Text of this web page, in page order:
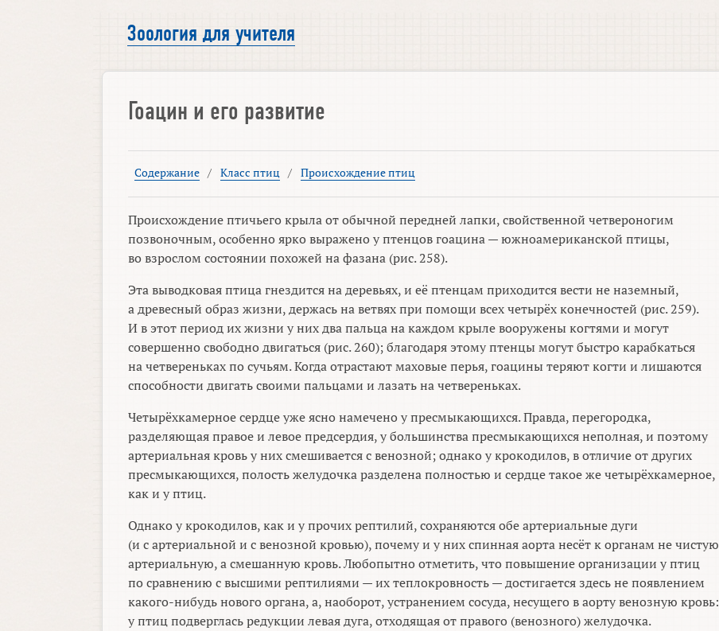
Зоология для учителя
Гоацин и его развитие
Содержание / Класс птиц / Происхождение птиц
Происхождение птичьего крыла от обычной передней лапки, свойственной четвероногим
позвоночным, особенно ярко выражено у птенцов гоацина — южноамериканской птицы,
во взрослом состоянии похожей на фазана (рис. 258).
Эта выводковая птица гнездится на деревьях, и её птенцам приходится вести не наземный,
а древесный образ жизни, держась на ветвях при помощи всех четырёх конечностей (рис. 259).
И в этот период их жизни у них два пальца на каждом крыле вооружены когтями и могут
совершенно свободно двигаться (рис. 260); благодаря этому птенцы могут быстро карабкаться
на четвереньках по сучьям. Когда отрастают маховые перья, гоацины теряют когти и лишаются
способности двигать своими пальцами и лазать на четвереньках.
Четырёхкамерное сердце уже ясно намечено у пресмыкающихся. Правда, перегородка,
разделяющая правое и левое предсердия, у большинства пресмыкающихся неполная, и поэтому
артериальная кровь у них смешивается с венозной; однако у крокодилов, в отличие от других
пресмыкающихся, полость желудочка разделена полностью и сердце такое же четырёхкамерное,
как и у птиц.
Однако у крокодилов, как и у прочих рептилий, сохраняются обе артериальные дуги
(и с артериальной и с венозной кровью), почему и у них спинная аорта несёт к органам не чистую
артериальную, а смешанную кровь. Любопытно отметить, что повышение организации у птиц
по сравнению с высшими рептилиями — их теплокровность — достигается здесь не появлением
какого-нибудь нового органа, а, наоборот, устранением сосуда, несущего в аорту венозную кровь:
у птиц подверглась редукции левая дуга, отходящая от правого (венозного) желудочка.